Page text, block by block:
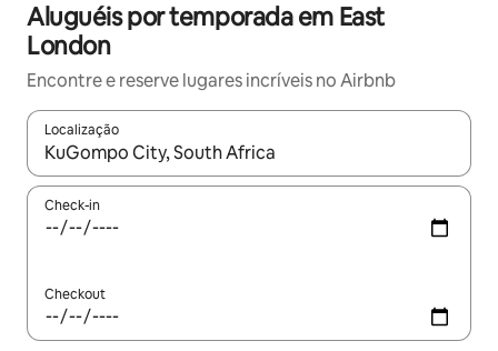
Aluguéis por temporada em East
London
Encontre e reserve lugares incríveis no Airbnb
Localização
Quando os resultados estiverem disponíveis, explore-os
Check-in
Checkout